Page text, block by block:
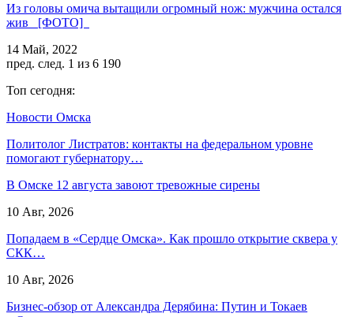
Из головы омича вытащили огромный нож: мужчина остался
жив [ФОТО]
14 Май, 2022
пред. след. 1 из 6 190
Топ сегодня:
Новости Омска
Политолог Листратов: контакты на федеральном уровне
помогают губернатору…
В Омске 12 августа завоют тревожные сирены
10 Авг, 2026
Попадаем в «Сердце Омска». Как прошло открытие сквера у
СКК…
10 Авг, 2026
Бизнес-обзор от Александра Дерябина: Путин и Токаев